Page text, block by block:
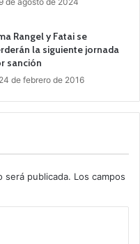
Rangel y Fatai se
la siguiente jornada
sanción
24 de febrero de 2016
será publicada. Los campos